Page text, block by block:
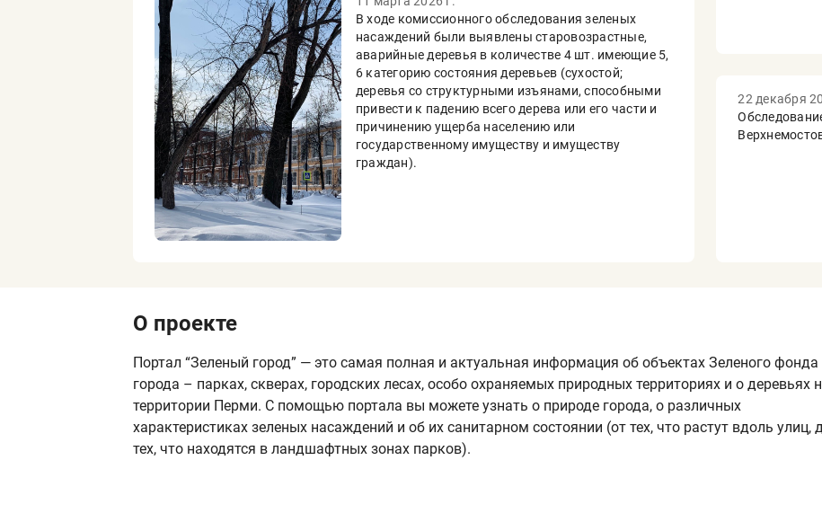
В ходе комиссионного обследования зеленых
насаждений были выявлены старовозрастные,
аварийные деревья в количестве 4 шт. имеющие 5,
6 категорию состояния деревьев (сухостой;
деревья со структурными изъянами, способными
привести к падению всего дерева или его части и
причинению ущерба населению или
государственному имуществу и имуществу
граждан).
22 декабря
О проекте
Портал “Зеленый город” — это самая полная и актуальная информация об объектах Зеленого фонда
города – парках, скверах, городских лесах, особо охраняемых природных территориях и о деревьях
территории Перми. С помощью портала вы можете узнать о природе города, о различных
характеристиках зеленых насаждений и об их санитарном состоянии (от тех, что растут вдоль улиц,
тех, что находятся в ландшафтных зонах парков).